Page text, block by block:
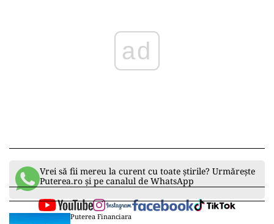
ad
Vrei să fii mereu la curent cu toate știrile? Urmărește
Puterea.ro și pe canalul de WhatsApp
Puterea Financiara